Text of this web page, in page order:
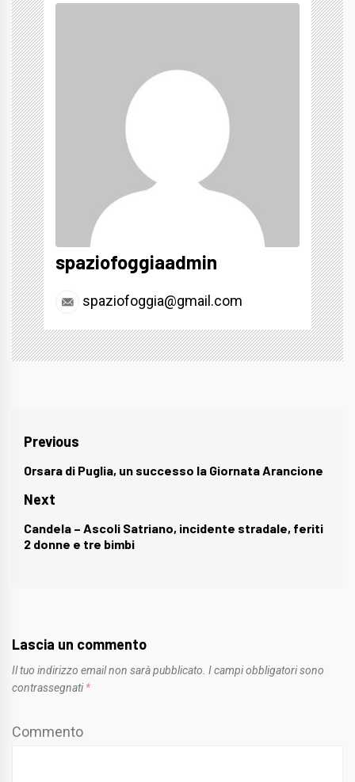
spaziofoggiaadmin
spaziofoggia@gmail.com
Navigazione
articoli
Previous
Previous
post:
Orsara di Puglia, un successo la Giornata Arancione
Next
Next
post:
Candela – Ascoli Satriano, incidente stradale, feriti
2 donne e tre bimbi
Lascia un commento
Il tuo indirizzo email non sarà pubblicato. I campi obbligatori sono
contrassegnati *
Commento